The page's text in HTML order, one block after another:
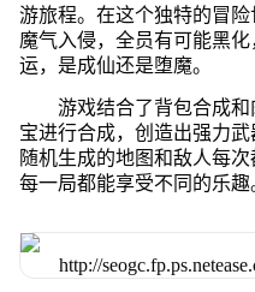
游旅程。在这个独特的冒
魔气入侵，全员有可能黑
运，是成仙还是堕魔。
游戏结合了背包合成
宝进行合成，创造出强力武
随机生成的地图和敌人每
每一局都能享受不同的乐趣